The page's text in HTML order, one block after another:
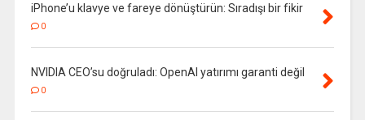
iPhone’u klavye ve fareye dönüştürün: Sıradışı bir fikir
0
NVIDIA CEO’su doğruladı: OpenAI yatırımı garanti değil
0